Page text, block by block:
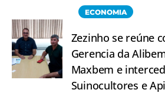
ECONOMIA
Zezinho se reúne
Gerencia da
Maxbem e
Suinocultores e